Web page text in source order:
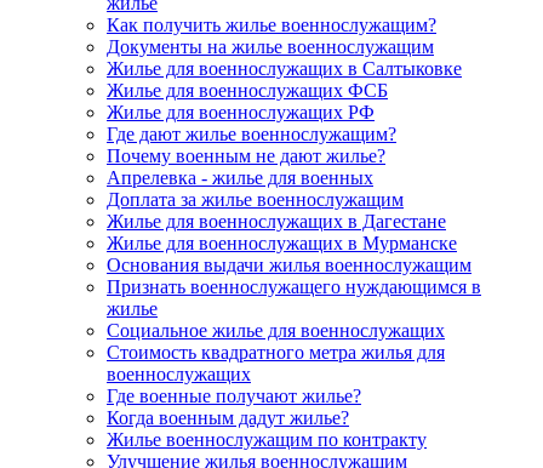
Как получить жилье военнослужащим?
Документы на жилье военнослужащим
Жилье для военнослужащих в Салтыковке
Жилье для военнослужащих ФСБ
Жилье для военнослужащих РФ
Где дают жилье военнослужащим?
Почему военным не дают жилье?
Апрелевка - жилье для военных
Доплата за жилье военнослужащим
Жилье для военнослужащих в Дагестане
Жилье для военнослужащих в Мурманске
Основания выдачи жилья военнослужащим
Признать военнослужащего нуждающимся в
жилье
Социальное жилье для военнослужащих
Стоимость квадратного метра жилья для
военнослужащих
Где военные получают жилье?
Когда военным дадут жилье?
Жилье военнослужащим по контракту
Улучшение жилья военнослужащим